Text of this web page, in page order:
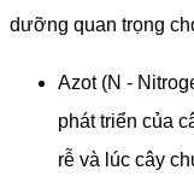
dưỡng quan trọng
Azot (N -
phát triển của
rễ và lúc cây